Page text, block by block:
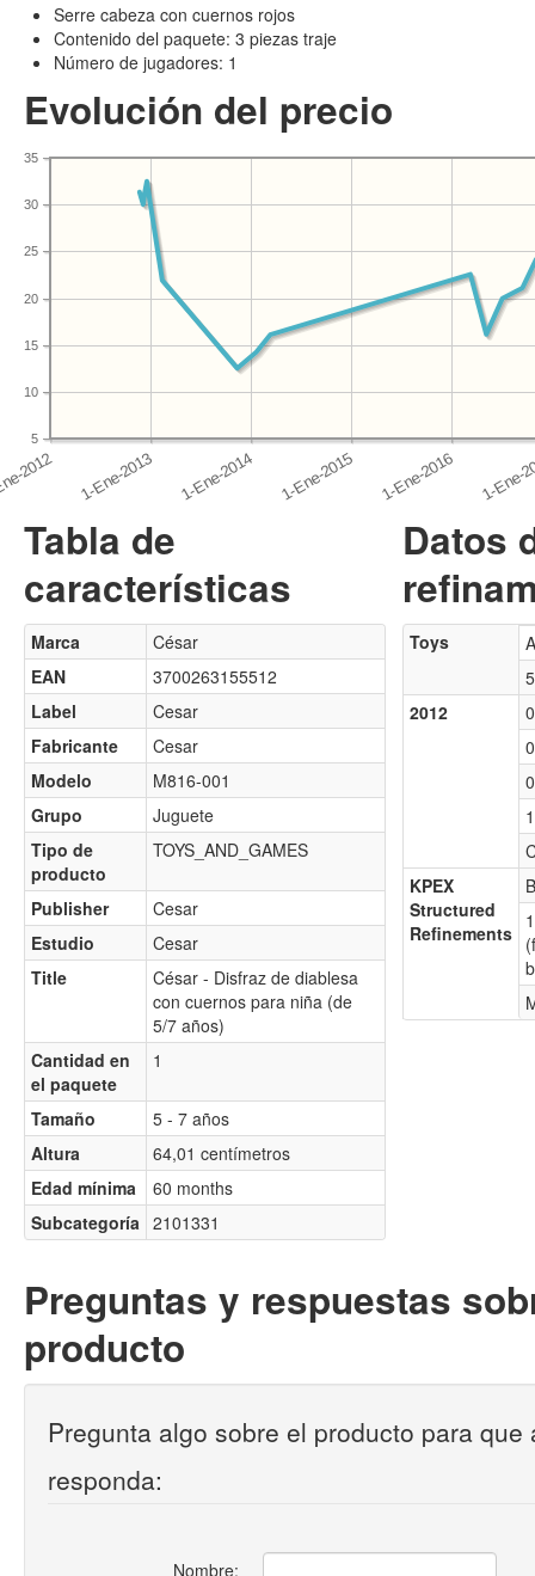
Serre cabeza con cuernos rojos
Contenido del paquete: 3 piezas traje
Número de jugadores: 1
Evolución del precio
5
10
15
20
25
30
35
Tabla de
características
Marca
César
EAN
3700263155512
Label
Cesar
Fabricante
Cesar
Modelo
M816-001
Grupo
Juguete
Tipo de
producto
TOYS_AND_GAMES
Publisher
Cesar
Estudio
Cesar
Title
César - Disfraz de diablesa
con cuernos para niña (de
5/7 años)
Cantidad en
el paquete
1
Tamaño
5 - 7 años
Altura
64,01 centímetros
Edad mínima
60 months
Subcategoría 2101331
Datos
Toys
2012
KPEX
Structured
Refinements
Preguntas y respuestas
producto
Pregunta algo sobre el producto para que
responda:
Nombre: